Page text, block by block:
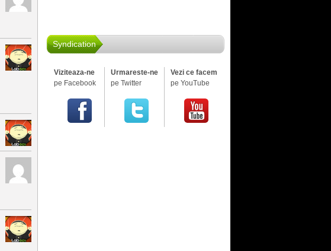
Syndication
Viziteaza-ne
pe Facebook
Urmareste-ne
pe Twitter
Vezi ce facem
pe YouTube